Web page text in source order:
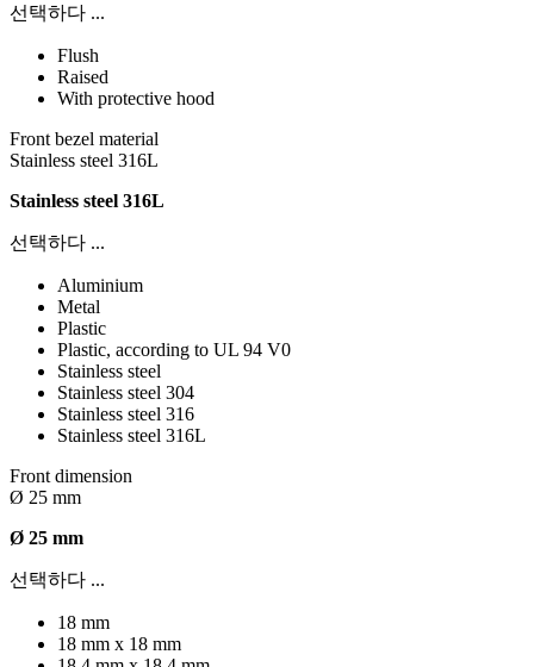
선택하다 ...
Flush
Raised
With protective hood
Front bezel material
Stainless steel 316L
Stainless steel 316L
선택하다 ...
Aluminium
Metal
Plastic
Plastic, according to UL 94 V0
Stainless steel
Stainless steel 304
Stainless steel 316
Stainless steel 316L
Front dimension
Ø 25 mm
Ø 25 mm
선택하다 ...
18 mm
18 mm x 18 mm